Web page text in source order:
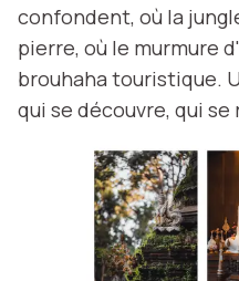
confondent, où la
pierre, où le murmure
brouhaha touristique.
qui se découvre, qui se